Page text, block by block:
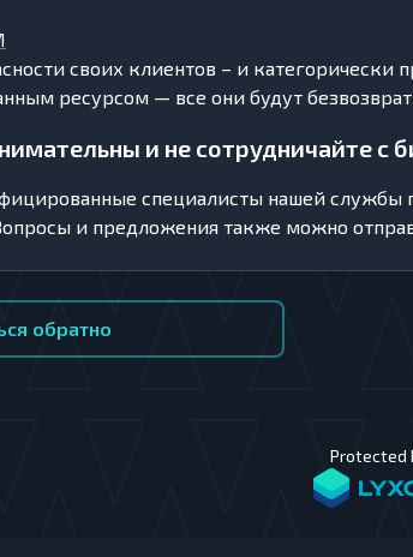
своих клиентов – и
ресурсом — все они будут
и не сотрудничайте
специалисты нашей службы
и предложения также можно
обратно
Protected